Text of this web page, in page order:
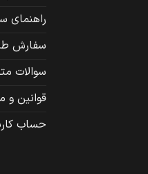
راهنمای
سفارش
سوالات
قوانین و
حساب